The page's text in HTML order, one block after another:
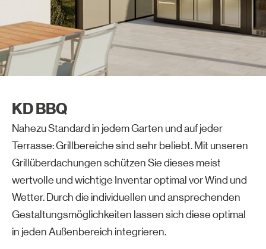
KD BBQ
Nahezu Standard in jedem Garten und auf jeder
Terrasse: Grillbereiche sind sehr beliebt. Mit unseren
Grillüberdachungen schützen Sie dieses meist
wertvolle und wichtige Inventar optimal vor Wind und
Wetter. Durch die individuellen und ansprechenden
Gestaltungsmöglichkeiten lassen sich diese optimal
in jeden Außenbereich integrieren.